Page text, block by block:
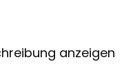
anzeigen